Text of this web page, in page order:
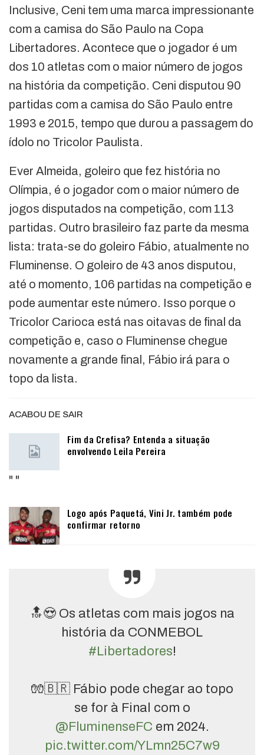
Inclusive, Ceni tem uma marca impressionante
com a camisa do São Paulo na Copa
Libertadores. Acontece que o jogador é um
dos 10 atletas com o maior número de jogos
na história da competição. Ceni disputou 90
partidas com a camisa do São Paulo entre
1993 e 2015, tempo que durou a passagem do
ídolo no Tricolor Paulista.
Ever Almeida, goleiro que fez história no
Olímpia, é o jogador com o maior número de
jogos disputados na competição, com 113
partidas. Outro brasileiro faz parte da mesma
lista: trata-se do goleiro Fábio, atualmente no
Fluminense. O goleiro de 43 anos disputou,
até o momento, 106 partidas na competição e
pode aumentar este número. Isso porque o
Tricolor Carioca está nas oitavas de final da
competição e, caso o Fluminense chegue
novamente a grande final, Fábio irá para o
topo da lista.
ACABOU DE SAIR
Fim da Crefisa? Entenda a situação
envolvendo Leila Pereira
" "
Logo após Paquetá, Vini Jr. também pode
confirmar retorno
🔝😍 Os atletas com mais jogos na
história da CONMEBOL
#Libertadores!
🧤🇧🇷 Fábio pode chegar ao topo
se for à Final com o
@FluminenseFC em 2024.
pic.twitter.com/YLmn25C7w9